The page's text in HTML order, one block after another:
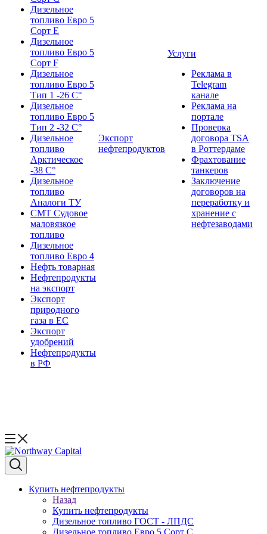
Дизельное
топливо Евро 5
Сорт Е
Дизельное
топливо Евро 5
Сорт F
Дизельное
топливо Евро 5
Тип 1 -26 С°
Дизельное
топливо Евро 5
Тип 2 -32 С°
Дизельное
топливо
Арктическое
-38 С°
Дизельное
топливо
Аналоги ТУ
СМТ Судовое
маловязкое
топливо
Дизельное
топливо Евро 4
Нефть товарная
Нефтепродукты
на экспорт
Экспорт
природного
газа в EC
Экспорт
удобрений
Нефтепродукты
в РФ
Экспорт
нефтепродуктов
Услуги
Реклама в
Telegram
канале
Реклама на
портале
Проверка
договора TSA
в Роттердаме
Фрахтование
танкеров
Заключение
договоров на
переработку и
хранение с
нефтезаводами
Купить нефтепродукты
Назад
Купить нефтепродукты
Дизельное топливо ГОСТ - ЛПДС
Дизельное топливо Евро 5 Сорт С